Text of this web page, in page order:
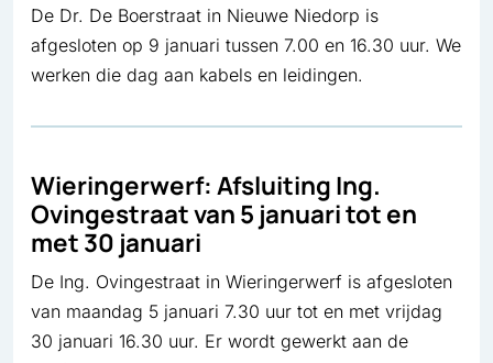
De Dr. De Boerstraat in Nieuwe Niedorp is
afgesloten op 9 januari tussen 7.00 en 16.30 uur. We
werken die dag aan kabels en leidingen.
Wieringerwerf: Afsluiting Ing.
Ovingestraat van 5 januari tot en
met 30 januari
De Ing. Ovingestraat in Wieringerwerf is afgesloten
van maandag 5 januari 7.30 uur tot en met vrijdag
30 januari 16.30 uur. Er wordt gewerkt aan de